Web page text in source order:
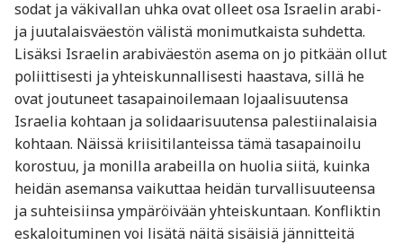
sodat ja väkivallan uhka ovat olleet osa Israelin arabi-
ja juutalaisväestön välistä monimutkaista suhdetta.
Lisäksi Israelin arabiväestön asema on jo pitkään ollut
poliittisesti ja yhteiskunnallisesti haastava, sillä he
ovat joutuneet tasapainoilemaan lojaalisuutensa
Israelia kohtaan ja solidaarisuutensa palestiinalaisia
kohtaan. Näissä kriisitilanteissa tämä tasapainoilu
korostuu, ja monilla arabeilla on huolia siitä, kuinka
heidän asemansa vaikuttaa heidän turvallisuuteensa
ja suhteisiinsa ympäröivään yhteiskuntaan. Konfliktin
eskaloituminen voi lisätä näitä sisäisiä jännitteitä